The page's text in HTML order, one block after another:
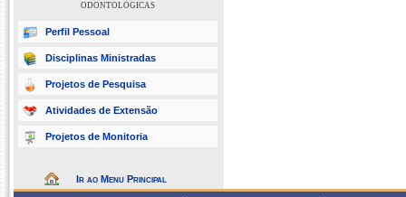
ODONTOLÓGICAS
Perfil Pessoal
Disciplinas Ministradas
Projetos de Pesquisa
Atividades de Extensão
Projetos de Monitoria
Ir ao Menu Principal